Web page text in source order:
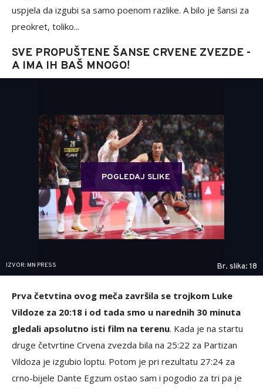
uspjela da izgubi sa samo poenom razlike. A bilo je šansi za
preokret, toliko...
SVE PROPUŠTENE ŠANSE CRVENE ZVEZDE -
A IMA IH BAŠ MNOGO!
POGLEDAJ SLIKE
IZVOR: MN PRESS Br. slika: 18
Prva četvtina ovog meča završila se trojkom Luke
Vildoze za 20:18 i od tada smo u narednih 30 minuta
gledali apsolutno isti film na terenu. Kada je na startu
druge četvrtine Crvena zvezda bila na 25:22 za Partizan
Vildoza je izgubio loptu. Potom je pri rezultatu 27:24 za
crno-bijele Dante Egzum ostao sam i pogodio za tri pa je